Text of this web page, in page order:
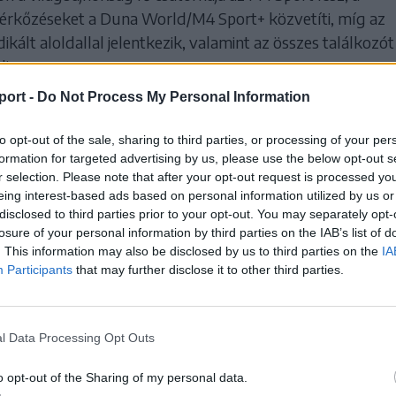
- Do Not Process My Personal Information
opt-out of the sale, sharing to third parties, or processing of your
for targeted advertising by us, please use the below opt-out
selection. Please note that after your opt-out request is processed
interest-based ads based on personal information utilized by us
to third parties prior to your opt-out. You may separately
of your personal information by third parties on the IAB’s list of
This information may also be disclosed by us to third parties on the
Participants that may further disclose it to other third parties.
Data Processing Opt Outs
opt-out of the Sharing of my personal data.
a Duna World/M4 Sport+ közvetíti, míg az
aloldallal jelentkezik, valamint az összes találkozót
jelentőségűek lesznek az M4 Sport
csatornán például a végeredmény
nélkül lehet majd visszanézni különböző
összefoglalókat – adta hírül a sportcsatorna.
legnagyobb világbajnokságán összesen 104
ráadásul kilenc különböző kezdési időpontban, így
minden szakaszában találkozhatnak a világ legjobb